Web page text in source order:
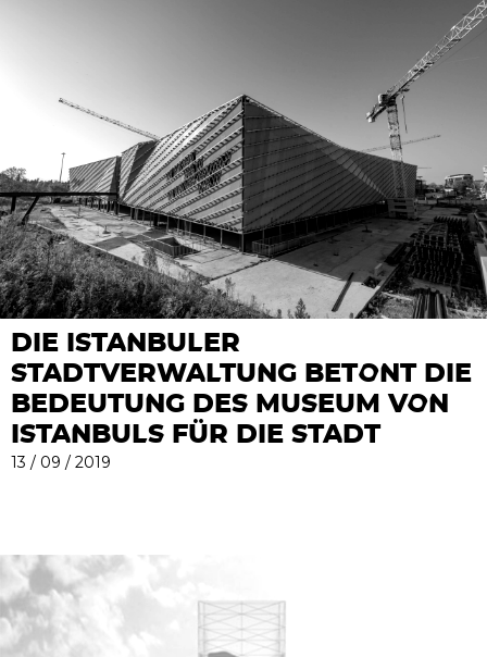
DIE ISTANBULER
STADTVERWALTUNG BETONT DIE
BEDEUTUNG DES MUSEUM VON
ISTANBULS FÜR DIE STADT
13 / 09 / 2019